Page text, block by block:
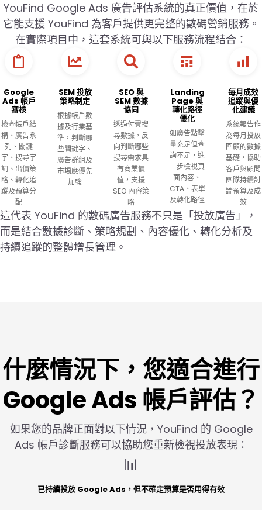
YouFind Google Ads 廣告評估系統的真正價值，在於
它能支援 YouFind 為客戶提供更完整的數碼營銷服務。
在實際項目中，這套系統可與以下服務流程結合：
Google
Ads 帳戶
審核
檢查帳戶結
構、廣告系
列、關鍵
字、搜尋字
詞、出價策
略、轉化追
蹤及預算分
配
SEM 投放
策略制定
根據帳戶數
據及行業基
準，判斷哪
些關鍵字、
廣告群組及
市場應優先
加強
SEO 與
SEM 數據
協同
透過付費搜
尋數據，反
向判斷哪些
搜尋需求具
有商業價
值，支援
SEO 內容策
略
Landing
Page 與
轉化路徑
優化
如廣告點擊
量充足但查
詢不足，進
一步檢視頁
面內容、
CTA、表單
及轉化路徑
每月成效
追蹤與優
化建議
系統報告作
為每月投放
回顧的數據
基礎，協助
客戶與顧問
團隊持續討
論預算及成
效
這代表 YouFind 的數碼廣告服務不只是「投放廣告」，
而是結合數據診斷、策略規劃、內容優化、轉化分析及
持續追蹤的整體增長管理。
什麼情況下，您適合進行
Google Ads 帳戶評估？
如果您的品牌正面對以下情況，YouFind 的 Google
Ads 帳戶診斷服務可以協助您重新檢視投放表現：
📊
已持續投放 Google Ads，但不確定預算是否用得有效